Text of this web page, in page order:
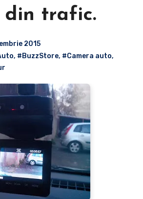
din trafic.
2015
, #BuzzStore, #Camera auto,